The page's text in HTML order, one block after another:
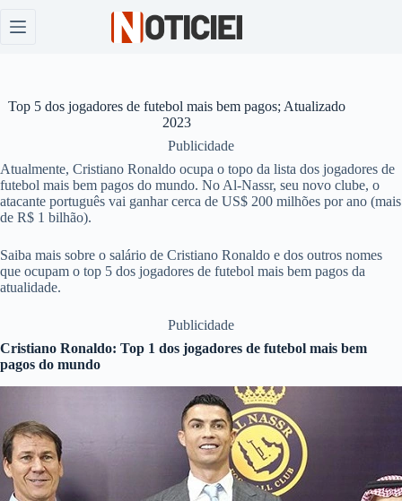
para
Top 5 dos jogadores de futebol mais bem pagos; Atualizado
2023
Publicidade
Atualmente, Cristiano Ronaldo ocupa o topo da lista dos jogadores de
futebol mais bem pagos do mundo. No Al-Nassr, seu novo clube, o
atacante português vai ganhar cerca de US$ 200 milhões por ano (mais
de R$ 1 bilhão).
Saiba mais sobre o salário de Cristiano Ronaldo e dos outros nomes
que ocupam o top 5 dos jogadores de futebol mais bem pagos da
atualidade.
Publicidade
Cristiano Ronaldo: Top 1 dos jogadores de futebol mais bem
pagos do mundo